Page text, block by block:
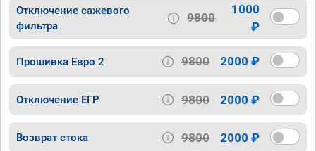
Отключение сажевого
фильтра
9800
1000
₽
Прошивка Евро 2 9800 2000 ₽
Отключение ЕГР 9800 2000 ₽
Возврат стока 9800 2000 ₽